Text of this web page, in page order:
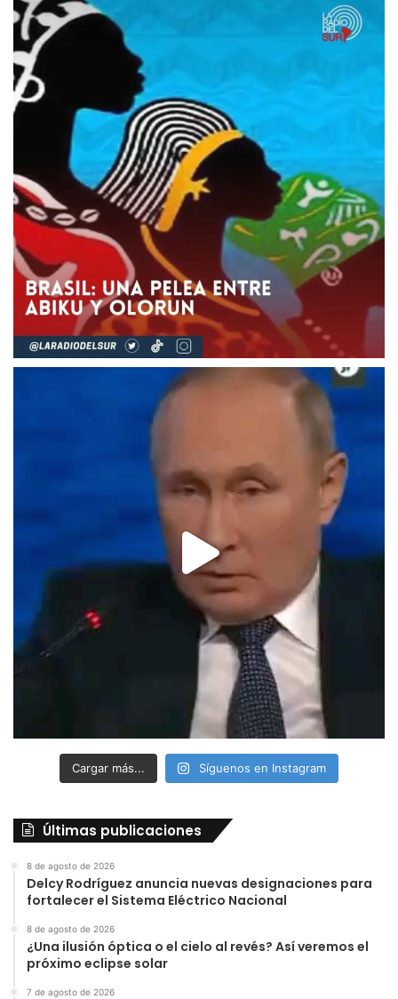
Cargar más... Síguenos en Instagram
Últimas publicaciones
8 de agosto de 2026
Delcy Rodríguez anuncia nuevas designaciones para
fortalecer el Sistema Eléctrico Nacional
8 de agosto de 2026
¿Una ilusión óptica o el cielo al revés? Así veremos el
próximo eclipse solar
7 de agosto de 2026